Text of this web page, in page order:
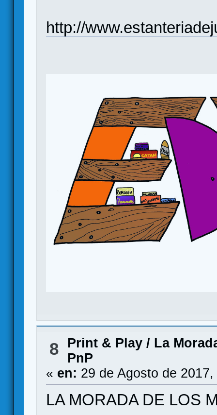
http://
8 Print & Play/ La
PnP
« en: 29 de Agosto de
LA MORADA DE LOS